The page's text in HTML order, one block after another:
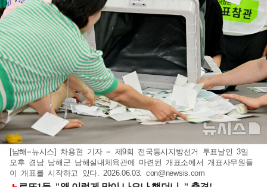
[남해=뉴시스] 차용현 기자 = 제9회 전국동시지방선거 투표날인 3일
오후 경남 남해군 남해실내체육관에 마련된 개표소에서 개표사무원들
이 개표를 시작하고 있다. 2026.06.03. con@newsis.com